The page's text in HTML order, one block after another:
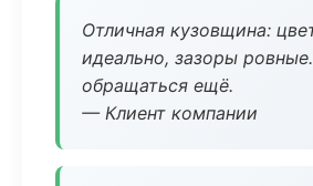
Отличная кузовщина:
идеально, зазоры
обращаться ещё.
— Клиент компании